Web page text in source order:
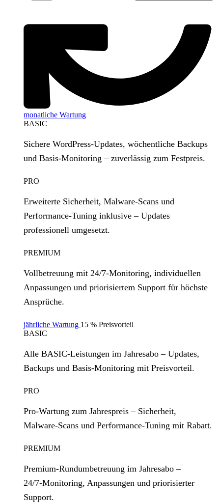
monatliche Wartung
BASIC
Sichere WordPress‑Updates, wöchentliche Backups
und Basis‑Monitoring – zuverlässig zum Festpreis.
PRO
Erweiterte Sicherheit, Malware‑Scans und
Performance‑Tuning inklusive – Updates
professionell umgesetzt.
PREMIUM
Vollbetreuung mit 24/7‑Monitoring, individuellen
Anpassungen und priorisiertem Support für höchste
Ansprüche.
jährliche Wartung 15 % Preisvorteil
BASIC
Alle BASIC‑Leistungen im Jahresabo – Updates,
Backups und Basis‑Monitoring mit Preisvorteil.
PRO
Pro‑Wartung zum Jahrespreis – Sicherheit,
Malware‑Scans und Performance‑Tuning mit Rabatt.
PREMIUM
Premium‑Rundumbetreuung im Jahresabo –
24/7‑Monitoring, Anpassungen und priorisierter
Support.